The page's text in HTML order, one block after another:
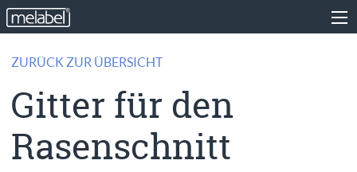
ZURÜCK ZUR ÜBERSICHT
Gitter für den
Rasenschnitt